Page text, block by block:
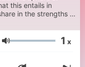
this entails in
in the strengths of
informed, for their
into knowing
us as a greater
Lautstärke 1 x